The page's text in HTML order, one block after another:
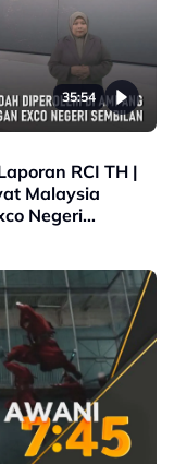
35:54
RCI TH |
Malaysia
Negeri